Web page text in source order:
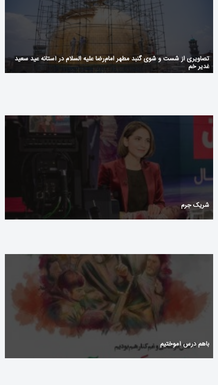
تصاویری از شست و شوی گنبد مطهر امام‌رضا علیه السلام در آستانه عید سعید
غدیر خم
شریک جرم‌
باهم درس آموختیم